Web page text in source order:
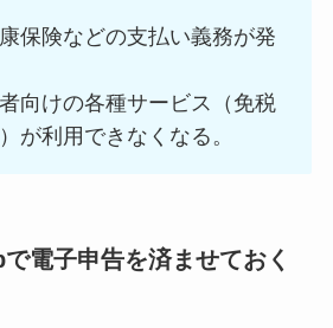
保険などの支払い義務が発
向けの各種サービス（免税
が利用できなくなる。
電子申告を済ませておく